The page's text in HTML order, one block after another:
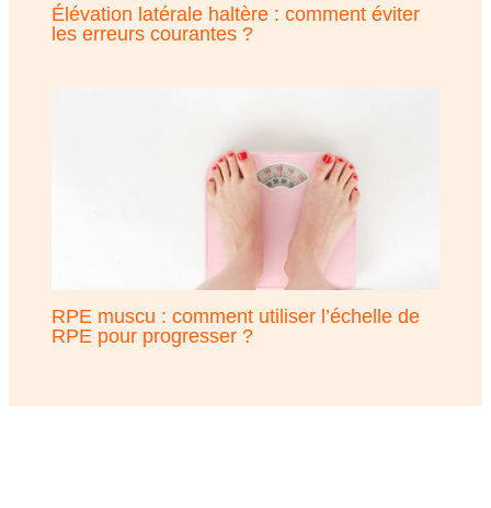
Élévation latérale haltère : comment éviter
les erreurs courantes ?
RPE muscu : comment utiliser l’échelle de
RPE pour progresser ?